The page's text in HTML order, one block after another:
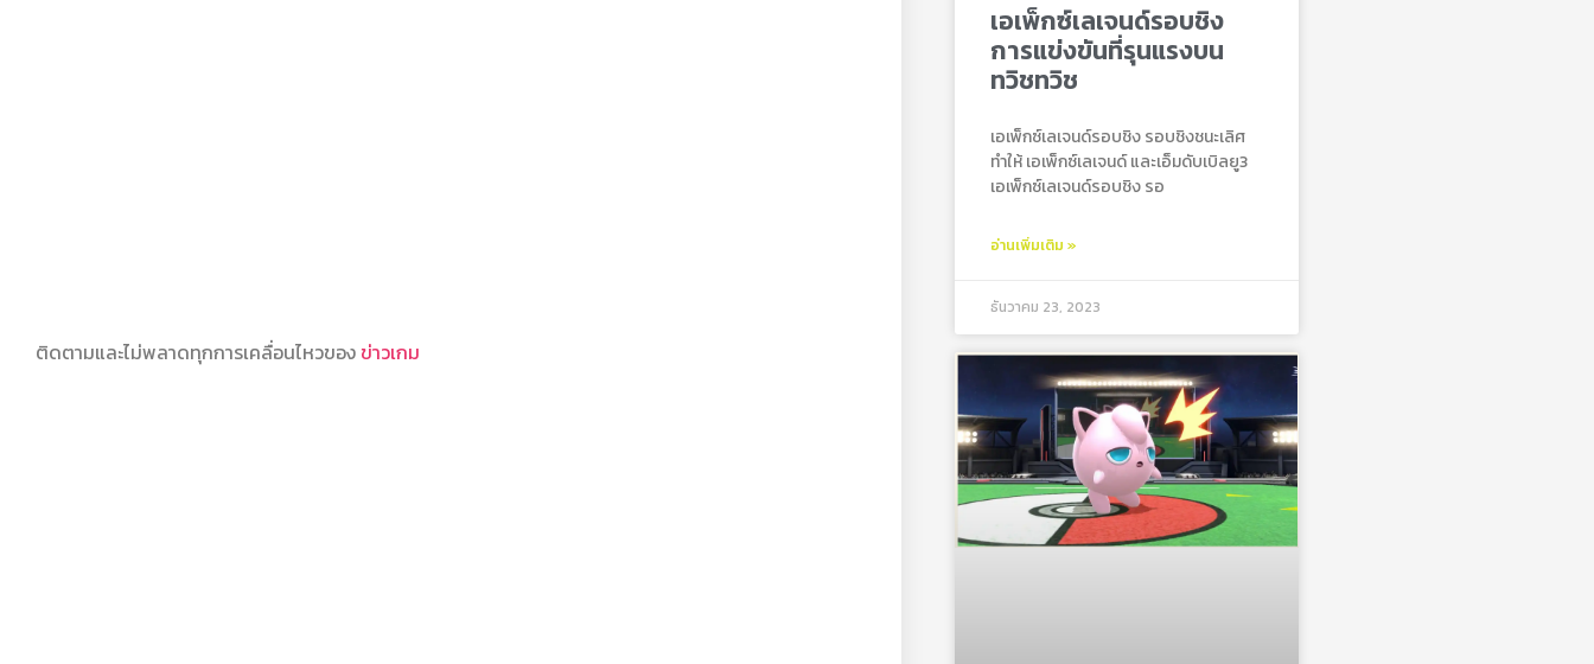
ติดตามและไม่พลาดทุกการเคลื่อนไหวของ ข่าวเกม
เอเพ็กซ์เลเจนด์รอบชิง
การแข่งขันที่รุนแรงบน
ทวิชทวิช
เอเพ็กซ์เลเจนด์รอบชิง รอบชิงชนะเลิศ
ทำให้ เอเพ็กซ์เลเจนด์ และเอ็มดับเบิลยู3
เอเพ็กซ์เลเจนด์รอบชิง รอ
อ่านเพิ่มเติม »
ธันวาคม 23, 2023